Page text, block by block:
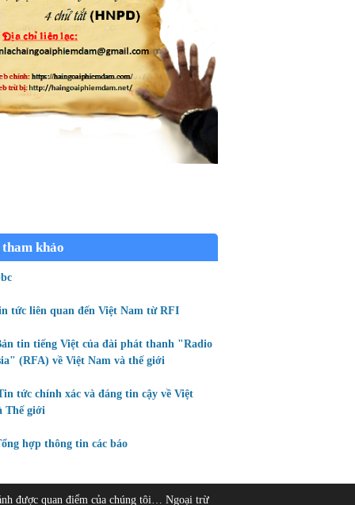
tham khảo
tức liên quan đến Việt Nam từ RFI
tin tiếng Việt của đài phát thanh "Radio
(RFA) về Việt Nam và thế giới
tức chính xác và đáng tin cậy về Việt
Thế giới
hợp thông tin các báo
được quan điểm của chúng tôi… Ngoại trừ